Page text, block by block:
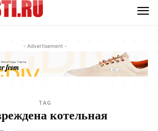
- Advertisement -
TAG
котельная